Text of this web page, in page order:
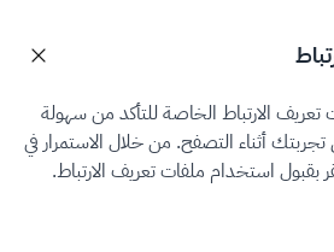
خريطة الموقع
والضريبة والجمارك
الارتباط الخاصة للتأكد من سهولة
أثناء التصفح. من خلال الاستمرار في
استخدام ملفات تعريف الارتباط.